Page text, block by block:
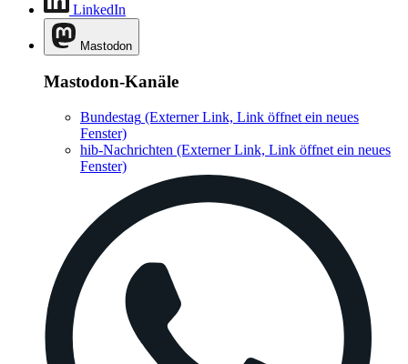
LinkedIn
Mastodon
Mastodon-Kanäle
Bundestag (Externer Link, Link öffnet ein neues
Fenster)
hib-Nachrichten (Externer Link, Link öffnet ein neues
Fenster)